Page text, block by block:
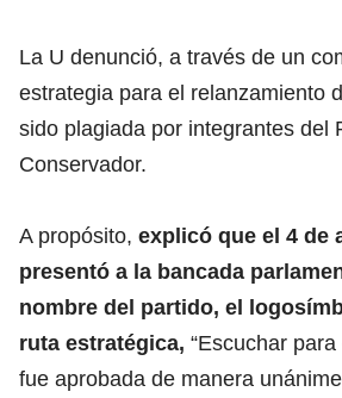
La U denunció, a través de un
estrategia para el relanzamiento
sido plagiada por integrantes del
Conservador.
A propósito, explicó que el 4 de
presentó a la bancada
nombre del partido, el
ruta estratégica, “Escuchar
fue aprobada de manera